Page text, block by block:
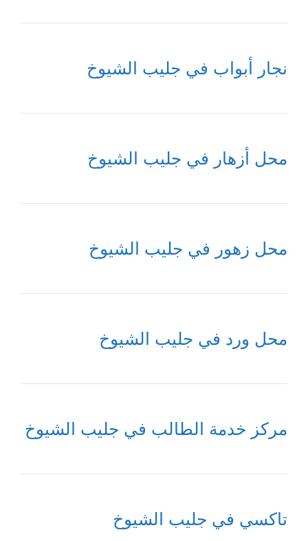
نجار أبواب في جليب الشيوخ
محل أزهار في جليب الشيوخ
محل زهور في جليب الشيوخ
محل ورد في جليب الشيوخ
مركز خدمة الطالب في جليب الشيوخ
تاكسي في جليب الشيوخ